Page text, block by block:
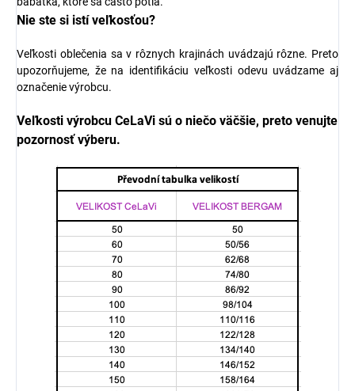
Nie ste si istí veľkosťou?
Veľkosti oblečenia sa v rôznych krajinách uvádzajú rôzne. Preto
upozorňujeme, že na identifikáciu veľkosti odevu uvádzame aj
označenie výrobcu.
Veľkosti výrobcu CeLaVi sú o niečo väčšie, preto venujte
pozornosť výberu.